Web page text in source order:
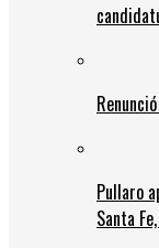
Pullaro
Santa